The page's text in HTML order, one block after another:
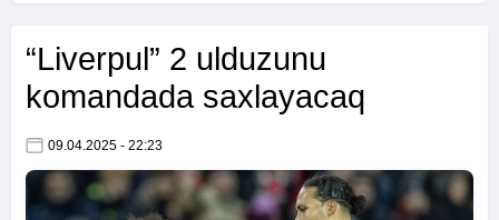
“Liverpul” 2 ulduzunu
komandada saxlayacaq
09.04.2025 - 22:23